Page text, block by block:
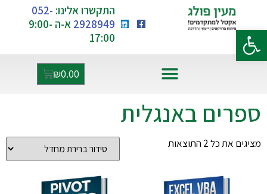
פתח סרגל נגישות
התקשרו אלינו: 052-
2928949
א-ה 9:00-
17:00
₪0.00
ספרים באנגלית
מציגים את כל ⁦2⁩ התוצאות